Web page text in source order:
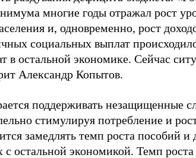
многие годы отражал рост
и, одновременно, рост
социальных выплат
в остальной экономике. Сейчас
Александр Копытов.
поддерживать незащищенные
стимулируя потребление и
замедлять темп роста пособий и
с остальной экономикой. Темп роста